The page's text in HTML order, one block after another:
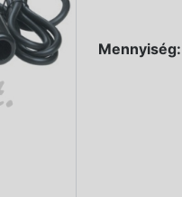
Mennyiség: